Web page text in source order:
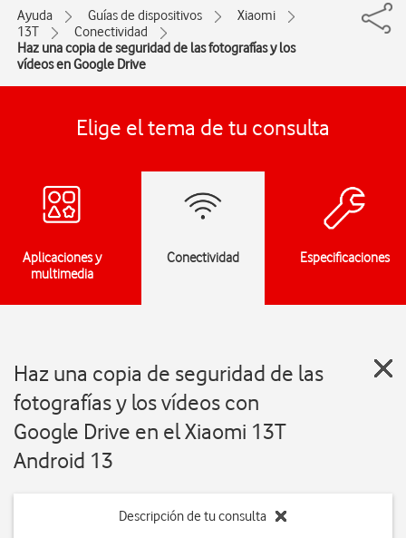
Ayuda Guías de dispositivos
Xiaomi
13T
Conectividad
Haz una copia de seguridad de las fotografías y los
vídeos en Google Drive
Elige el tema de tu consulta
Aplicaciones y
multimedia
Conectividad Especificaciones
Haz una copia de seguridad de las
fotografías y los vídeos con
Google Drive en el Xiaomi 13T
Android 13
Descripción de tu consulta